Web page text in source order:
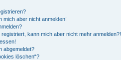
mich aber nicht anmelden!
kann mich aber nicht mehr anmelden?!
abgemeldet?
löschen“?